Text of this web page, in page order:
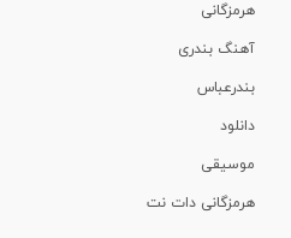
هرمزگانی
آهنگ بندری
بندرعباس
دانلود
موسیقی
هرمزگانی دات نت